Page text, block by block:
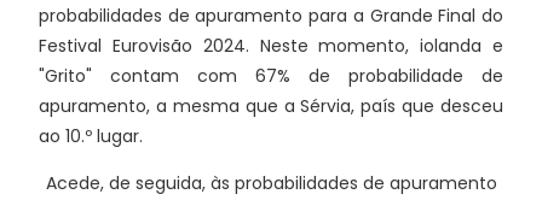
probabilidades de apuramento para a Grande Final do
Festival Eurovisão 2024. Neste momento, iolanda e
"Grito" contam com 67% de probabilidade de
apuramento, a mesma que a Sérvia, país que desceu
ao 10.º lugar.
Acede, de seguida, às probabilidades de apuramento